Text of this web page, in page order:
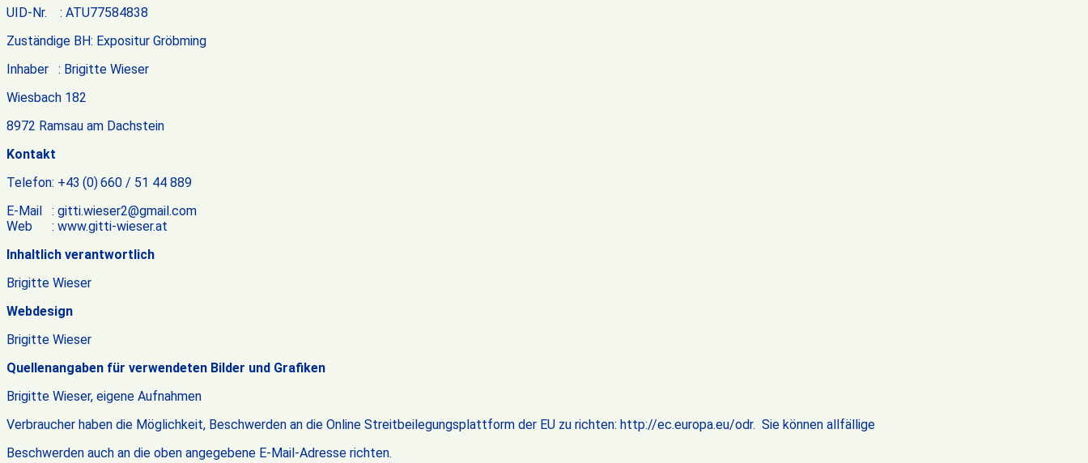
UID-Nr. : ATU77584838
Zuständige BH: Expositur Gröbming
Inhaber : Brigitte Wieser
Wiesbach 182
8972 Ramsau am Dachstein
Kontakt
Telefon: +43 (0) 660 / 51 44 889
E-Mail : gitti.wieser2@gmail.com
Web : www.gitti-wieser.at
Inhaltlich verantwortlich
Brigitte Wieser
Webdesign
Brigitte Wieser
Quellenangaben für verwendeten Bilder und Grafiken
Brigitte Wieser, eigene Aufnahmen
Verbraucher haben die Möglichkeit, Beschwerden an die Online Streitbeilegungsplattform der EU zu richten: http://ec.europa.eu/odr. Sie können allfällige
Beschwerden auch an die oben angegebene E-Mail-Adresse richten.